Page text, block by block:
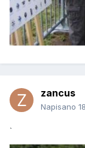
zancus
Napisano
`